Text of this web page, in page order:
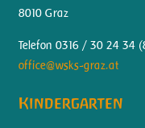
8010 Graz
Telefon 0316 / 30 24 34 (
office@wsks-graz.at
Kindergarten